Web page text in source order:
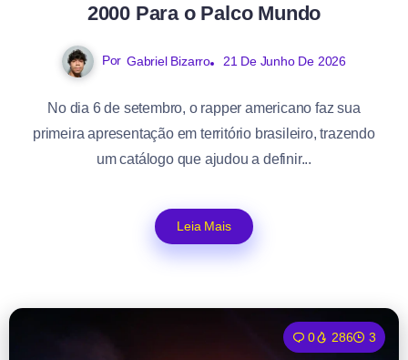
2000 Para o Palco Mundo
Por Gabriel Bizarro 21 De Junho De 2026
No dia 6 de setembro, o rapper americano faz sua
primeira apresentação em território brasileiro, trazendo
um catálogo que ajudou a definir...
Leia Mais
0 286 3